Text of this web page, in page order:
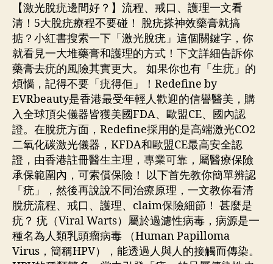
【激光脫疣邊間好？】流程、戒口、護理一文看
清！5大脫疣療程不要碰！ 脫疣搽神效藥膏就搞
掂？小紅書搜索一下「激光脫疣」這個關鍵字，你
就看見一大堆藥膏和護理的方式！下文詳細告訴你
藥膏去疣的風險其實更大。 如果你也有「生疣」的
煩惱，記得不要「疣得佢」！Redefine by
EVRbeauty是香港最受年輕人歡迎的信譽醫美，購
入全球頂尖儀器皆獲美國FDA、歐盟CE、國內認
證。在脫疣方面，Redefine採用的是高端激光CO2
二氧化碳激光儀器，KFDA和歐盟CE最高安全認
證，由香港註冊醫生主理，專業可靠，屬醫療保險
承保範圍內，可索償保險！ 以下首先教你簡單辨認
「疣」，然後再說說不同治療原理，一文教你看清
脫疣流程、戒口、護理、claim保險細節！ 甚麼是
疣？ 疣（Viral Warts）屬於過濾性病毒，病源是一
種名為人類乳頭瘤病毒 （Human Papilloma
Virus，簡稱HPV），能透過人與人的接觸而傳染。